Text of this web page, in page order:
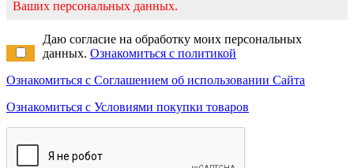
Ваших персональных данных.
Даю согласие на обработку моих персональных
данных. Ознакомиться с политикой
Ознакомиться с Соглашением об использовании Сайта
Ознакомиться с Условиями покупки товаров